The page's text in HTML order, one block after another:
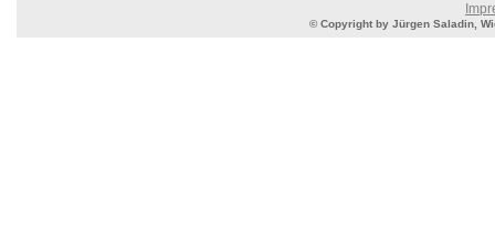
© Copyright by Jürgen Saladin,